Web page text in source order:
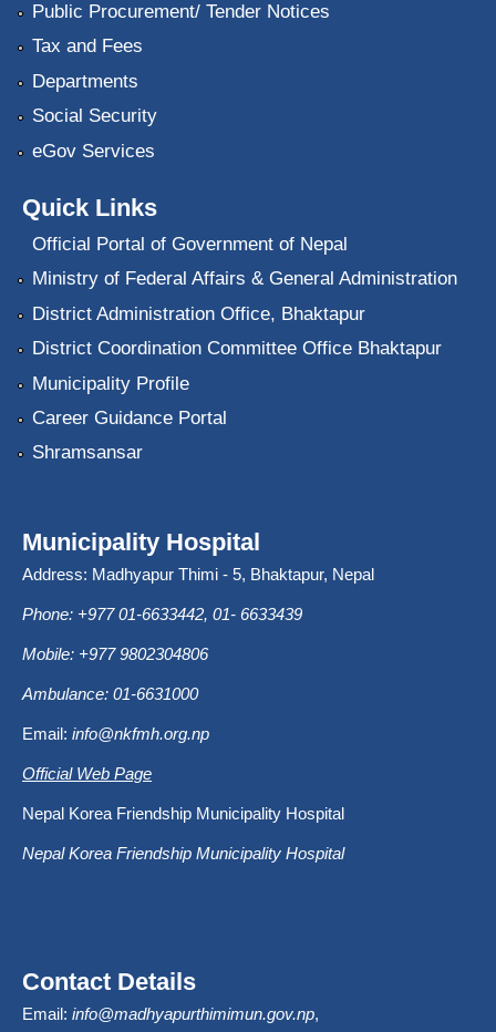
Public Procurement/ Tender Notices
Tax and Fees
Departments
Social Security
eGov Services
Quick Links
Official Portal of Government of Nepal
Ministry of Federal Affairs & General Administration
District Administration Office, Bhaktapur
District Coordination Committee Office Bhaktapur
Municipality Profile
Career Guidance Portal
Shramsansar
Municipality Hospital
Address: Madhyapur Thimi - 5, Bhaktapur, Nepal
Phone: +977 01-6633442, 01- 6633439
Mobile: +977 9802304806
Ambulance: 01-6631000
Email: info@nkfmh.org.np
Official Web Page
Nepal Korea Friendship Municipality Hospital
Nepal Korea Friendship Municipality Hospital
Contact Details
Email: info@madhyapurthimimun.gov.np,